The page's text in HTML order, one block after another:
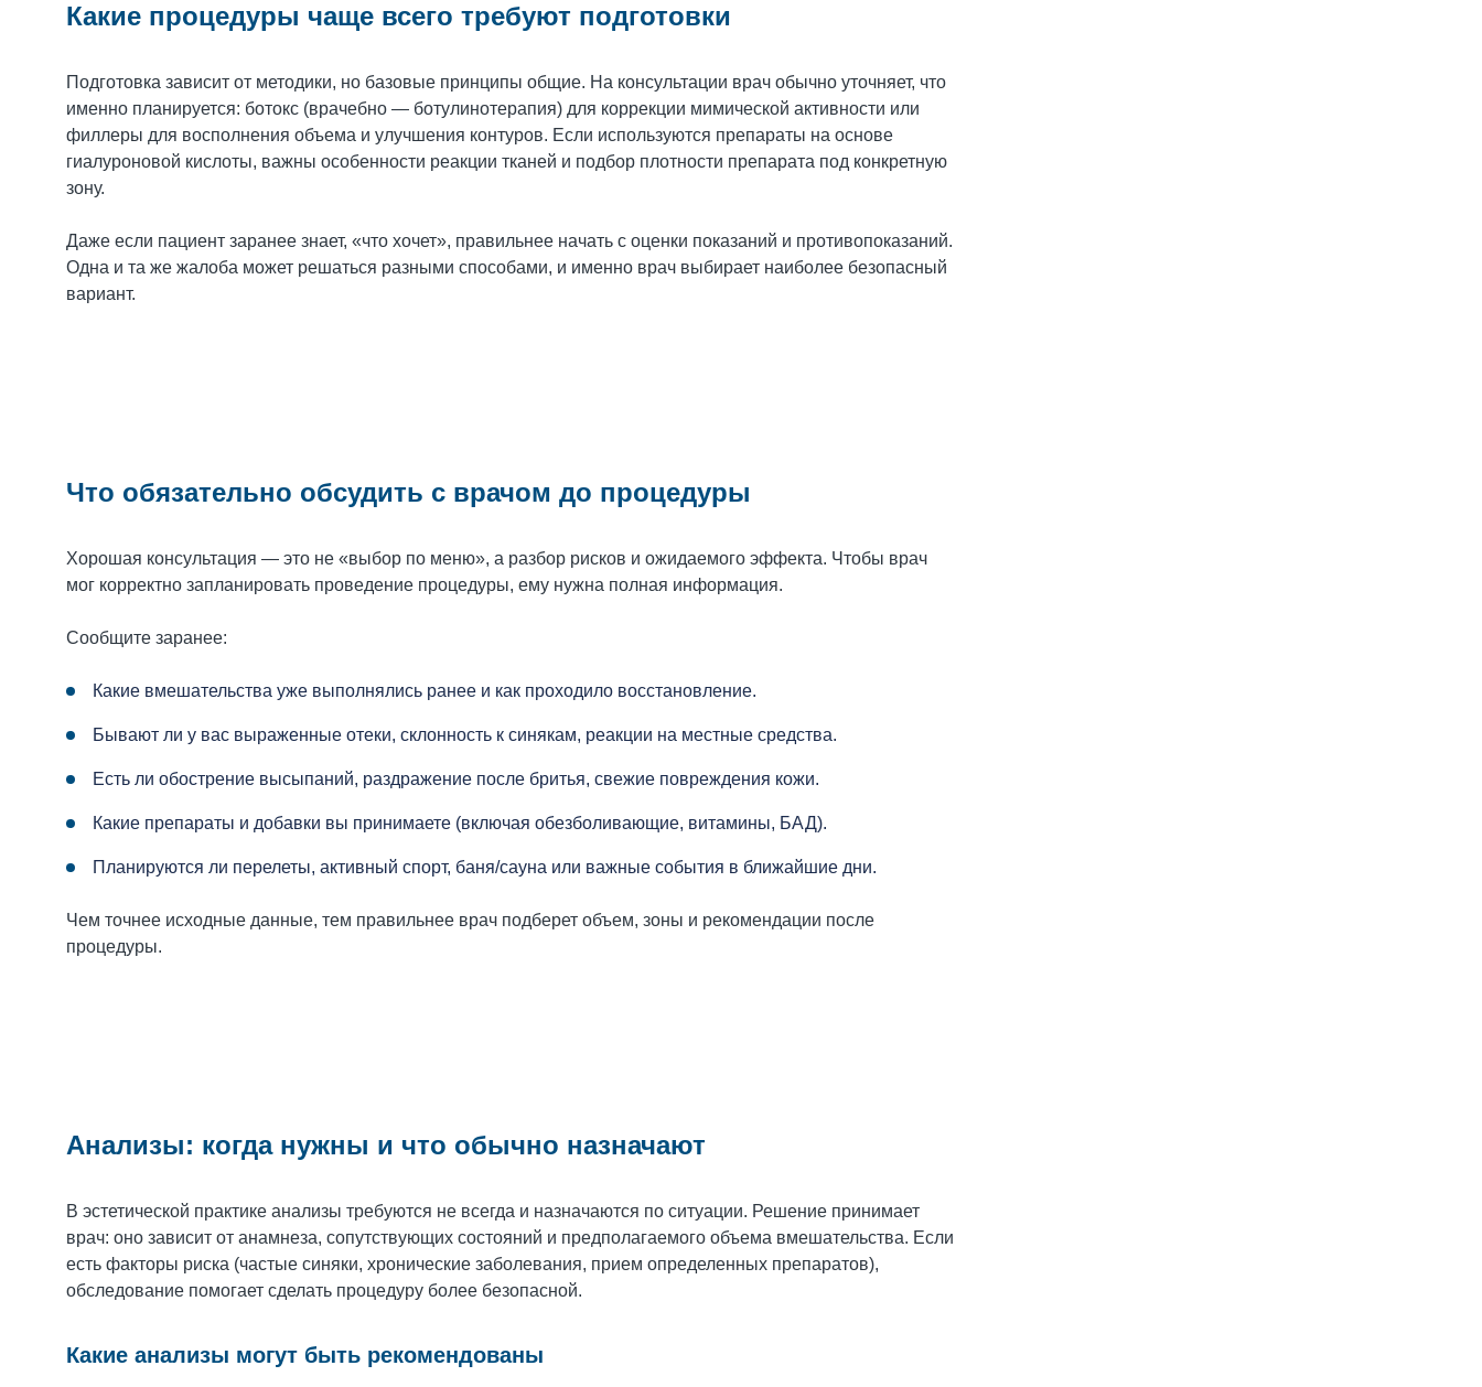
Какие процедуры чаще всего требуют подготовки
Подготовка зависит от методики, но базовые принципы общие. На консультации врач обычно уточняет, что
именно планируется: ботокс (врачебно — ботулинотерапия) для коррекции мимической активности или
филлеры для восполнения объема и улучшения контуров. Если используются препараты на основе
гиалуроновой кислоты, важны особенности реакции тканей и подбор плотности препарата под конкретную
зону.
Даже если пациент заранее знает, «что хочет», правильнее начать с оценки показаний и противопоказаний.
Одна и та же жалоба может решаться разными способами, и именно врач выбирает наиболее безопасный
вариант.
Что обязательно обсудить с врачом до процедуры
Хорошая консультация — это не «выбор по меню», а разбор рисков и ожидаемого эффекта. Чтобы врач
мог корректно запланировать проведение процедуры, ему нужна полная информация.
Сообщите заранее:
Какие вмешательства уже выполнялись ранее и как проходило восстановление.
Бывают ли у вас выраженные отеки, склонность к синякам, реакции на местные средства.
Есть ли обострение высыпаний, раздражение после бритья, свежие повреждения кожи.
Какие препараты и добавки вы принимаете (включая обезболивающие, витамины, БАД).
Планируются ли перелеты, активный спорт, баня/сауна или важные события в ближайшие дни.
Чем точнее исходные данные, тем правильнее врач подберет объем, зоны и рекомендации после
процедуры.
Анализы: когда нужны и что обычно назначают
В эстетической практике анализы требуются не всегда и назначаются по ситуации. Решение принимает
врач: оно зависит от анамнеза, сопутствующих состояний и предполагаемого объема вмешательства. Если
есть факторы риска (частые синяки, хронические заболевания, прием определенных препаратов),
обследование помогает сделать процедуру более безопасной.
Какие анализы могут быть рекомендованы